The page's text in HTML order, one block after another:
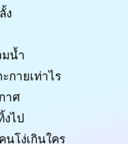
ง
น้ำ
กายเท่าไร
าศ
ไป
โง่เกินใคร